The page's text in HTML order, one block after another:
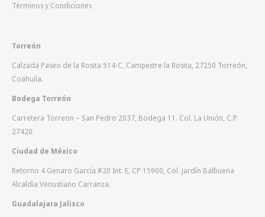
Términos y Condiciones
Torreón
Calzada Paseo de la Rosita 514-C, Campestre la Rosita, 27250 Torreón,
Coahuila.
Bodega Torreón
Carretera Torreon – San Pedro 2037, Bodega 11. Col. La Unión, C.P
27420.
Ciudad de México
Retorno 4 Genaro García #20 Int. E, CP 15900, Col. Jardín Balbuena
Alcaldía Venustiano Carranza.
Guadalajara Jalisco